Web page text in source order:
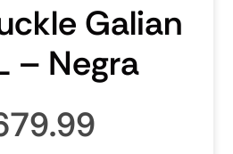
Galian
– Negra